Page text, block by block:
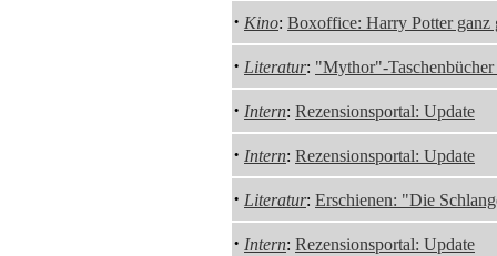
· Kino: Boxoffice: Harry Potter ganz
· Literatur: "Mythor"-Taschenbücher
· Intern: Rezensionsportal: Update
· Intern: Rezensionsportal: Update
· Literatur: Erschienen: "Die
· Intern: Rezensionsportal: Update